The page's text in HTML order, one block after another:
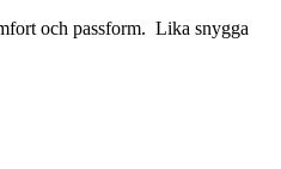
och passform. Lika snygga